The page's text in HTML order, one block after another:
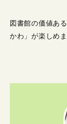
図書館の価値あ
かわ」が楽しめま